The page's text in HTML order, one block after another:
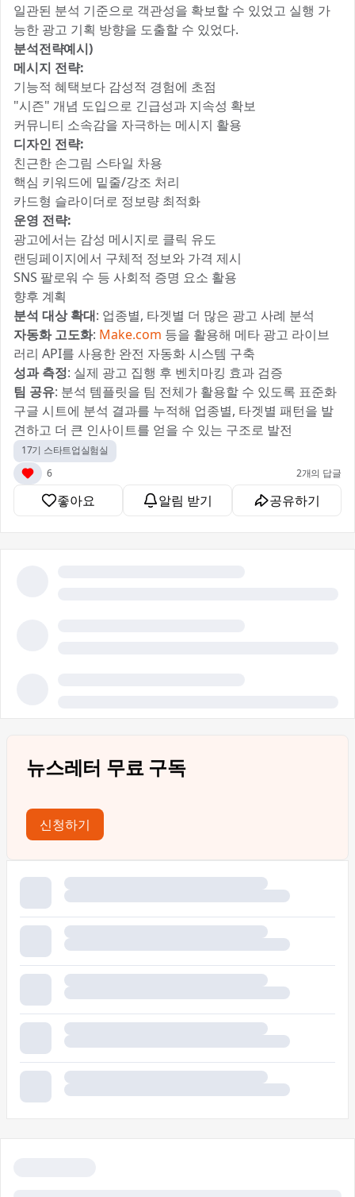
일관된 분석 기준으로 객관성을 확보할 수 있었고 실행 가
능한 광고 기획 방향을 도출할 수 있었다.
분석전략예시)
메시지 전략:
기능적 혜택보다 감성적 경험에 초점
"시즌" 개념 도입으로 긴급성과 지속성 확보
커뮤니티 소속감을 자극하는 메시지 활용
디자인 전략:
친근한 손그림 스타일 차용
핵심 키워드에 밑줄/강조 처리
카드형 슬라이더로 정보량 최적화
운영 전략:
광고에서는 감성 메시지로 클릭 유도
랜딩페이지에서 구체적 정보와 가격 제시
SNS 팔로워 수 등 사회적 증명 요소 활용
향후 계획
분석 대상 확대: 업종별, 타겟별 더 많은 광고 사례 분석
자동화 고도화: Make.com 등을 활용해 메타 광고 라이브
러리 API를 사용한 완전 자동화 시스템 구축
성과 측정: 실제 광고 집행 후 벤치마킹 효과 검증
팀 공유: 분석 템플릿을 팀 전체가 활용할 수 있도록 표준화
구글 시트에 분석 결과를 누적해 업종별, 타겟별 패턴을 발
견하고 더 큰 인사이트를 얻을 수 있는 구조로 발전
17기 스타트업실험실
6
2개의 답글
좋아요 알림 받기 공유하기
뉴스레터 무료 구독
신청하기